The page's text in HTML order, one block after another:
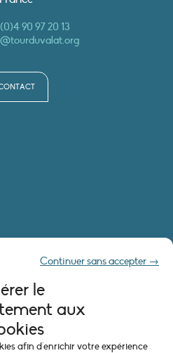
le
aux
afin d'enrichir votre expérience
Continuer sans accepter →
90 97 20 13